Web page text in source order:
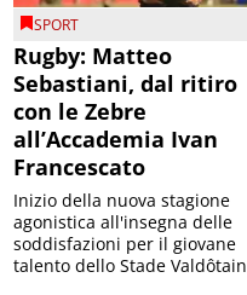
SPORT
Rugby: Matteo
Sebastiani, dal ritiro
con le Zebre
all’Accademia Ivan
Francescato
Inizio della nuova stagione
agonistica all'insegna delle
soddisfazioni per il giovane
talento dello Stade Valdôtain